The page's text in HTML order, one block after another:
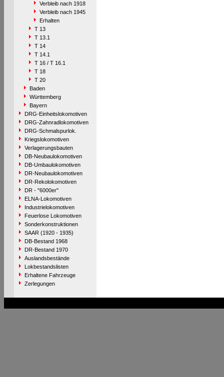
Verbleib nach 1918
Verbleib nach 1945
Erhalten
T 13
T 13.1
T 14
T 14.1
T 16 / T 16.1
T 18
T 20
Baden
Württemberg
Bayern
DRG-Einheitslokomotiven
DRG-Zahnradlokomotiven
DRG-Schmalspurlok.
Kriegslokomotiven
Verlagerungsbauten
DB-Neubaulokomotiven
DB-Umbaulokomotiven
DR-Neubaulokomotiven
DR-Rekolokomotiven
DR - "6000er"
ELNA-Lokomotiven
Industrielokomotiven
Feuerlose Lokomotiven
Sonderkonstruktionen
SAAR (1920 - 1935)
DB-Bestand 1968
DR-Bestand 1970
Auslandsbestände
Lokbestandslisten
Erhaltene Fahrzeuge
Zerlegungen